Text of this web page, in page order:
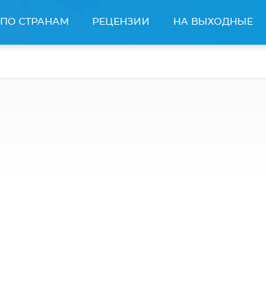
ПО СТРАНАМ РЕЦЕНЗИИ НА ВЫХОДНЫЕ